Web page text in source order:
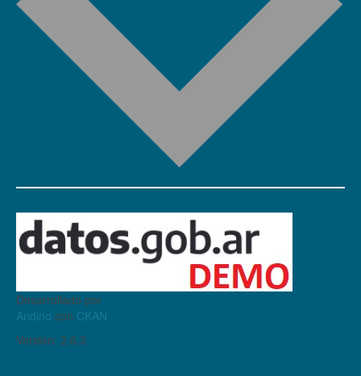
Desarrollado por
Andino con CKAN
Versión: 2.6.3